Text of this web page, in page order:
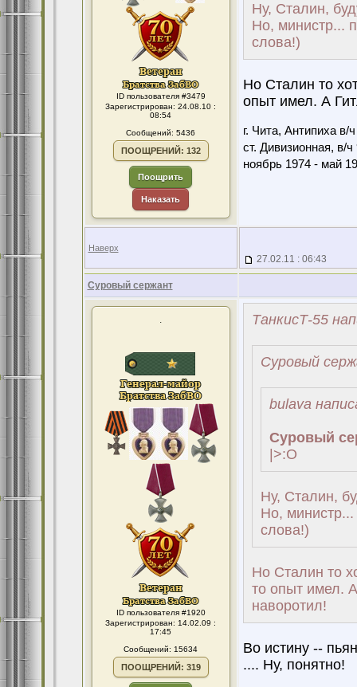
ID пользователя #3479
Зарегистрирован: 24.08.10 :
08:54
Сообщений: 5436
ПООЩРЕНИЙ: 132
Поощрить
Наказать
Ну, Сталин,
Но, министр...
слова!)
Но Сталин то
опыт имел. А
г. Чита, Антипиха в/
ст. Дивизионная, в/ч
ноябрь 1974 - май
Наверх
27.02.11 : 06:43
Суровый сержант
.
ID пользователя #1920
Зарегистрирован: 14.02.09 :
17:45
Сообщений: 15634
ПООЩРЕНИЙ: 319
ТанкисТ-55
Суровый
bulava
Суровый
|>:O
Ну, Сталин,
Но,
слова!)
Но Сталин то
то опыт имел.
наворотил!
Во истину --
.... Ну, понятно!